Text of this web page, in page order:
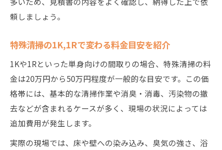
頼しましょう。
特殊清掃の1K,1Rで変わる料金目安を紹介
1Kや1Rといった単身向けの間取りの場合、特殊清掃の料
金は20万円から50万円程度が一般的な目安です。この価
格帯には、基本的な清掃作業や消臭・消毒、汚染物の撤
去などが含まれるケースが多く、現場の状況によっては
追加費用が発生します。
実際の現場では、床や壁への染み込み、臭気の強さ、浴